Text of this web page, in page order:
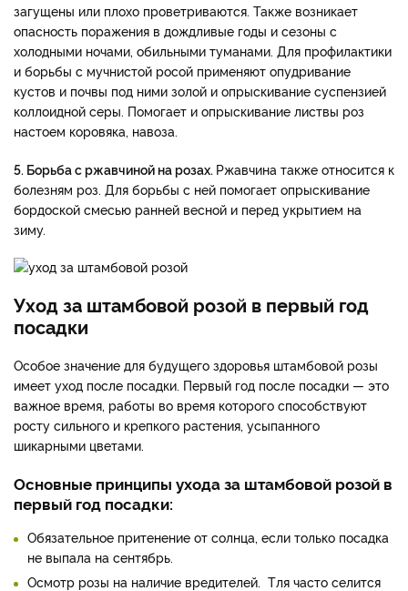
загущены или плохо проветриваются. Также возникает
опасность поражения в дождливые годы и сезоны с
холодными ночами, обильными туманами. Для профилактики
и борьбы с мучнистой росой применяют опудривание
кустов и почвы под ними золой и опрыскивание суспензией
коллоидной серы. Помогает и опрыскивание листвы роз
настоем коровяка, навоза.
5. Борьба с ржавчиной на розах. Ржавчина также относится к
болезням роз. Для борьбы с ней помогает опрыскивание
бордоской смесью ранней весной и перед укрытием на
зиму.
Уход за штамбовой розой в первый год
посадки
Особое значение для будущего здоровья штамбовой розы
имеет уход после посадки. Первый год после посадки — это
важное время, работы во время которого способствуют
росту сильного и крепкого растения, усыпанного
шикарными цветами.
Основные принципы ухода за штамбовой розой в
первый год посадки:
Обязательное притенение от солнца, если только посадка
не выпала на сентябрь.
Осмотр розы на наличие вредителей. Тля часто селится